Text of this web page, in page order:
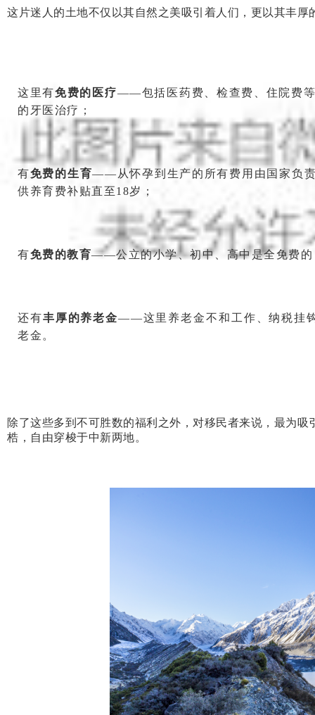
这片迷人的土地不仅以其自然之美吸引着人们，更以其丰
这里有免费的医疗——包括医药费、检查费、住院费
的牙医治疗；
有免费的生育——从怀孕到生产的所有费用由国家负
供养育费补贴直至18岁；
有免费的教育——公立的小学、初中、高中是全免费的
还有丰厚的养老金——这里养老金不和工作、纳税挂
老金。
除了这些多到不可胜数的福利之外，对移民者来说，最为吸
梏，自由穿梭于中新两地。